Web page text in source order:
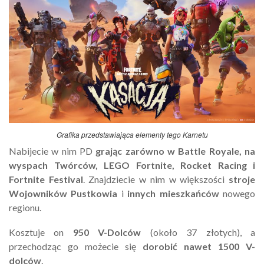
Grafika przedstawiająca elementy tego Karnetu
Nabijecie w nim PD grając zarówno w Battle Royale, na
wyspach Twórców, LEGO Fortnite, Rocket Racing i
Fortnite Festival. Znajdziecie w nim w większości stroje
Wojowników Pustkowia i innych mieszkańcównowego
regionu.
Kosztuje on 950 V-Dolców (około 37 złotych), a
przechodząc go możecie się dorobić nawet 1500 V-
dolców.